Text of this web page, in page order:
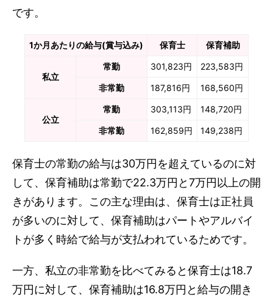
です。
1か月あたりの給与(賞与込み) 保育士 保育補助
私立
常勤 301,823円 223,583円
非常勤 187,816円 168,560円
公立
常勤 303,113円 148,720円
非常勤 162,859円 149,238円
保育士の常勤の給与は30万円を超えているのに対
して、保育補助は常勤で22.3万円と7万円以上の開
きがあります。この主な理由は、保育士は正社員
が多いのに対して、保育補助はパートやアルバイ
トが多く時給で給与が支払われているためです。
一方、私立の非常勤を比べてみると保育士は18.7
万円に対して、保育補助は16.8万円と給与の開き